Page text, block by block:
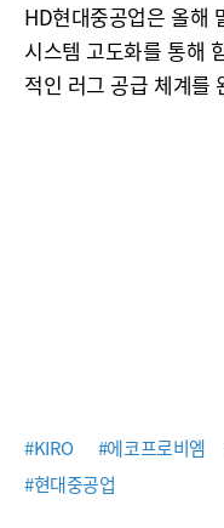
HD현대중공업은 올해
시스템 고도화를 통해
적인 러그 공급 체계를
#KIRO #에코프로비엠
#현대중공업